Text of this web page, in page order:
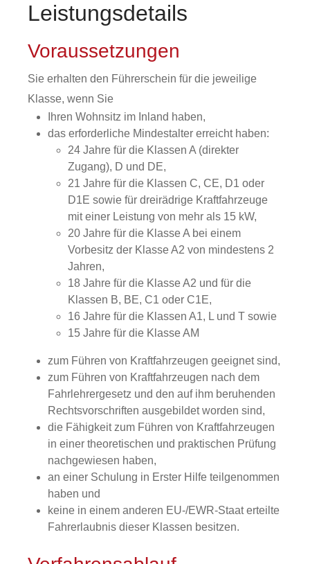
Leistungsdetails
Voraussetzungen
Sie erhalten den Führerschein für die jeweilige
Klasse, wenn Sie
Ihren Wohnsitz im Inland haben,
das erforderliche Mindestalter erreicht haben:
24 Jahre für die Klassen A (direkter
Zugang), D und DE,
21 Jahre für die Klassen C, CE, D1 oder
D1E sowie für dreirädrige Kraftfahrzeuge
mit einer Leistung von mehr als 15 kW,
20 Jahre für die Klasse A bei einem
Vorbesitz der Klasse A2 von mindestens 2
Jahren,
18 Jahre für die Klasse A2 und für die
Klassen B, BE, C1 oder C1E,
16 Jahre für die Klassen A1, L und T sowie
15 Jahre für die Klasse AM
zum Führen von Kraftfahrzeugen geeignet sind,
zum Führen von Kraftfahrzeugen nach dem
Fahrlehrergesetz und den auf ihm beruhenden
Rechtsvorschriften ausgebildet worden sind,
die Fähigkeit zum Führen von Kraftfahrzeugen
in einer theoretischen und praktischen Prüfung
nachgewiesen haben,
an einer Schulung in Erster Hilfe teilgenommen
haben und
keine in einem anderen EU-/EWR-Staat erteilte
Fahrerlaubnis dieser Klassen besitzen.